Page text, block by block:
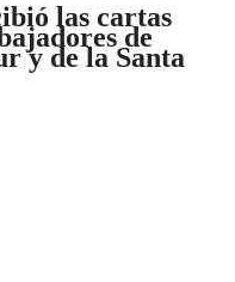
las cartas
de
y de la Santa